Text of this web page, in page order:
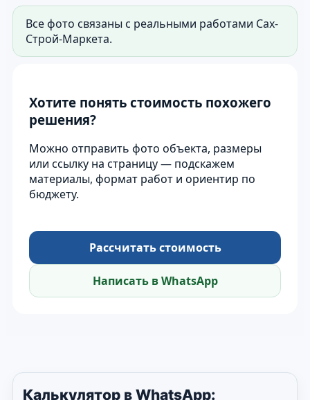
Все фото связаны с реальными работами Сах-
Строй-Маркета.
Хотите понять стоимость похожего
решения?
Можно отправить фото объекта, размеры
или ссылку на страницу — подскажем
материалы, формат работ и ориентир по
бюджету.
Рассчитать стоимость
Написать в WhatsApp
Калькулятор в WhatsApp: